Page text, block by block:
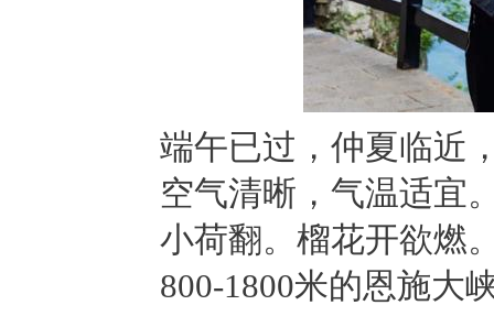
端午已过，仲夏临近
空气清晰，气温适宜
小荷翻。榴花开欲燃
800-1800米的恩施大